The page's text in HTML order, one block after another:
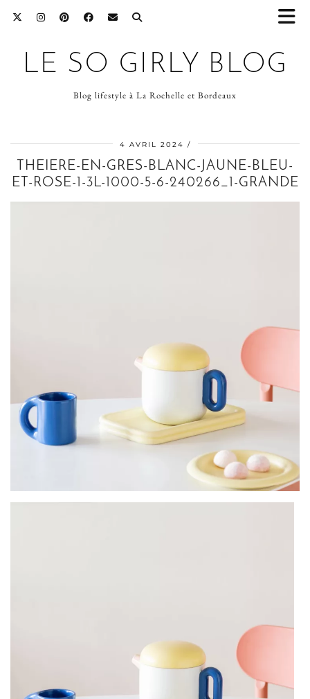
LE SO GIRLY BLOG
Blog lifestyle à La Rochelle et Bordeaux
4 AVRIL 2024
THEIERE-EN-GRES-BLANC-JAUNE-BLEU-
ET-ROSE-1-3L-1000-5-6-240266_1-GRANDE